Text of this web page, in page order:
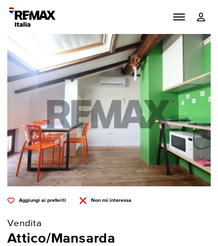
Aggiungi ai preferiti Non mi interessa
Vendita
Attico/Mansarda